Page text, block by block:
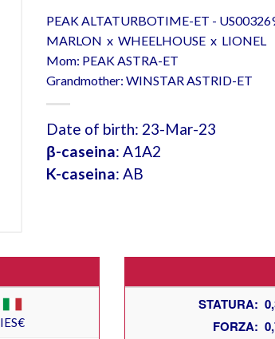
PEAK ALTATURBOTIME-ET -
MARLON x WHEELHOUSE x LIONEL
Mom: PEAK ASTRA-ET
Grandmother: WINSTAR ASTRID-ET
Date of birth: 23-Mar-23
β-caseina: A1A2
K-caseina: AB
IES€